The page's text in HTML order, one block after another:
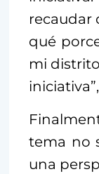
recaudar
qué
mi
tema no
una